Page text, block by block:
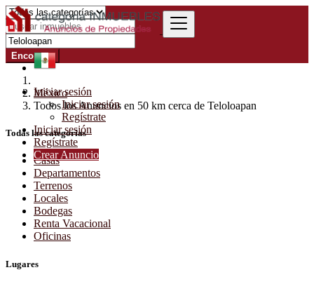
Iniciar sesión
Iniciar sesión
Regístrate
Iniciar sesión
Regístrate
Crear Anuncio
Encontrar
México
Todos los Anuncios en 50 km cerca de Teloloapan
Todas las categorías
Casas
Departamentos
Terrenos
Locales
Bodegas
Renta Vacacional
Oficinas
Lugares